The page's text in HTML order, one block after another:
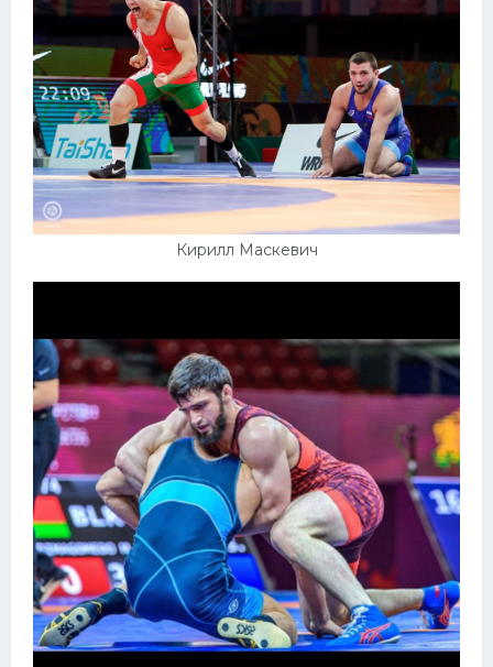
Кирилл Маскевич